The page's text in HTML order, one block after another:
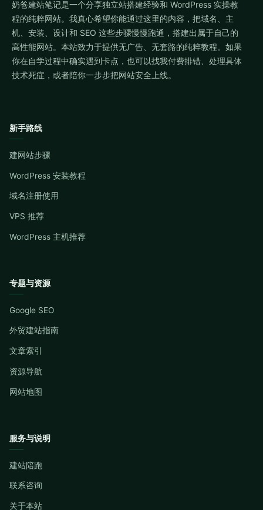
奶爸建站笔记是一个分享独立站搭建经验和 WordPress 实操教
程的纯粹网站。我真心希望你能通过这里的内容，把域名、主
机、安装、设计和 SEO 这些步骤慢慢跑通，搭建出属于自己的
高性能网站。本站致力于提供无广告、无套路的纯粹教程。如果
你在自学过程中确实遇到卡点，也可以找我付费排错、处理具体
技术死症，或者陪你一步步把网站安全上线。
新手路线
建网站步骤
WordPress 安装教程
域名注册使用
VPS 推荐
WordPress 主机推荐
专题与资源
Google SEO
外贸建站指南
文章索引
资源导航
网站地图
服务与说明
建站陪跑
联系咨询
关于本站